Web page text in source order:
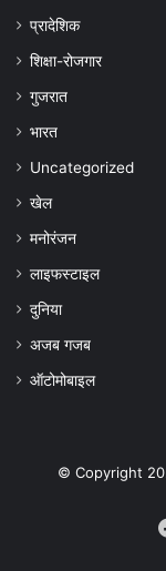
प्रादेशिक
शिक्षा-रोजगार
गुजरात
भारत
Uncategorized
खेल
मनोरंजन
लाइफस्टाइल
दुनिया
अजब गजब
ऑटोमोबाइल
© Copyright